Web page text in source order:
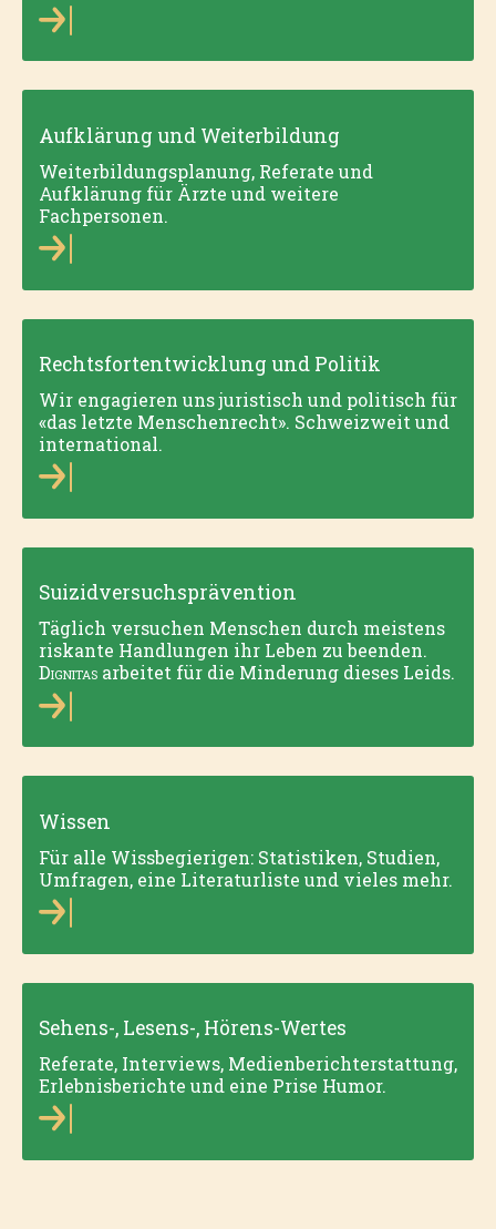
Aufklärung und Weiterbildung
Weiterbild­ungsplanung, Referate und
Aufklärung für Ärzte und weitere
Fachpersonen.
Rechtsfortentwicklung und Politik
Wir engagieren uns juristisch und politisch für
«das letzte Menschenrecht». Schweizweit und
international.
Suizidversuchsprävention
Täglich versuchen Menschen durch meistens
riskante Handlungen ihr Leben zu beenden.
Dignitasarbeitet für die Minderung dieses Leids.
Wissen
Für alle Wissbegierigen: Statistiken, Studien,
Umfragen, eine Literaturliste und vieles mehr.
Sehens-, Lesens-, Hörens-Wertes
Referate, Interviews, Medienberichterstattung,
Erlebnisberichte und eine Prise Humor.